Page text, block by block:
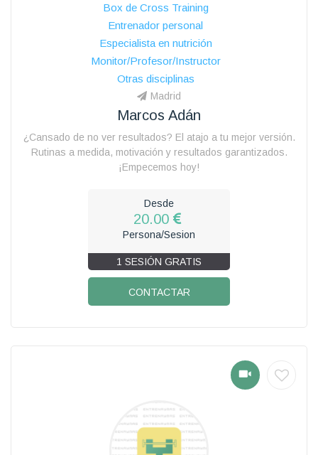
Box de Cross Training
Entrenador personal
Especialista en nutrición
Monitor/Profesor/Instructor
Otras disciplinas
Madrid
Marcos Adán
¿Cansado de no ver resultados? El atajo a tu mejor versión.
Rutinas a medida, motivación y resultados garantizados.
¡Empecemos hoy!
Desde
20.00
Persona/Sesion
1 SESIÓN GRATIS
CONTACTAR